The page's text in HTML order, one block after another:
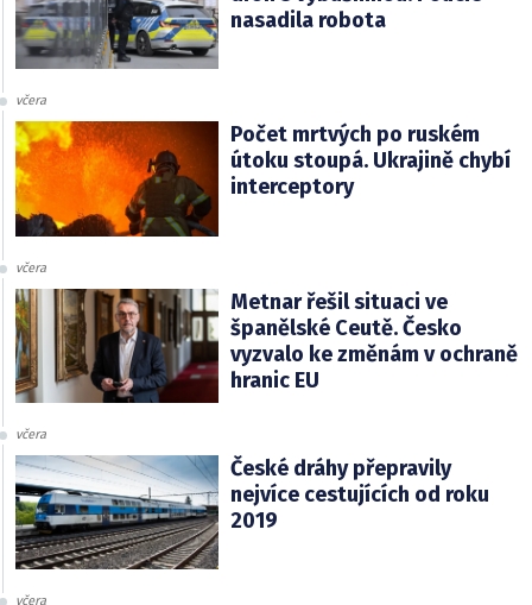
nasadila robota
včera
Počet mrtvých po ruském
útoku stoupá. Ukrajině chybí
interceptory
včera
Metnar řešil situaci ve
španělské Ceutě. Česko
vyzvalo ke změnám v ochraně
hranic EU
včera
České dráhy přepravily
nejvíce cestujících od roku
2019
včera